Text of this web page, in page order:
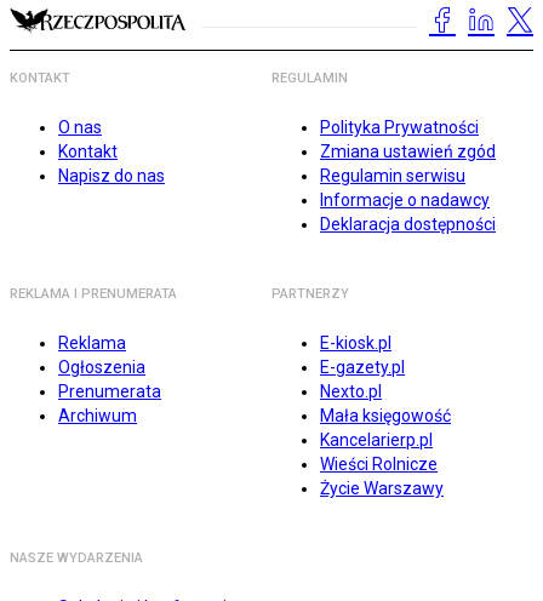
KONTAKT
O nas
Kontakt
Napisz do nas
REGULAMIN
Polityka Prywatności
Zmiana ustawień zgód
Regulamin serwisu
Informacje o nadawcy
Deklaracja dostępności
REKLAMA I PRENUMERATA
Reklama
Ogłoszenia
Prenumerata
Archiwum
PARTNERZY
E-kiosk.pl
E-gazety.pl
Nexto.pl
Mała księgowość
Kancelarierp.pl
Wieści Rolnicze
Życie Warszawy
NASZE WYDARZENIA